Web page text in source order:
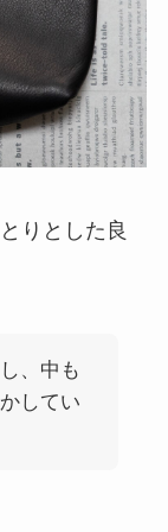
りとした良
、中も
してい